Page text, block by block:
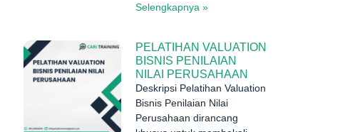
Selengkapnya »
PELATIHAN VALUATION
BISNIS PENILAIAN
NILAI PERUSAHAAN
Deskripsi Pelatihan Valuation
Bisnis Penilaian Nilai
Perusahaan dirancang